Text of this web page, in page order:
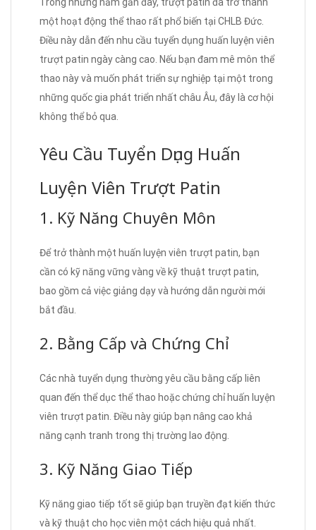
Trong những năm gần đây, trượt patin đã trở thành
một hoạt động thể thao rất phổ biến tại CHLB Đức.
Điều này dẫn đến nhu cầu tuyển dụng huấn luyện viên
trượt patin ngày càng cao. Nếu bạn đam mê môn thể
thao này và muốn phát triển sự nghiệp tại một trong
những quốc gia phát triển nhất châu Âu, đây là cơ hội
không thể bỏ qua.
Yêu Cầu Tuyển Dụng Huấn
Luyện Viên Trượt Patin
1. Kỹ Năng Chuyên Môn
Để trở thành một huấn luyện viên trượt patin, bạn
cần có kỹ năng vững vàng về kỹ thuật trượt patin,
bao gồm cả việc giảng dạy và hướng dẫn người mới
bắt đầu.
2. Bằng Cấp và Chứng Chỉ
Các nhà tuyển dụng thường yêu cầu bằng cấp liên
quan đến thể dục thể thao hoặc chứng chỉ huấn luyện
viên trượt patin. Điều này giúp bạn nâng cao khả
năng cạnh tranh trong thị trường lao động.
3. Kỹ Năng Giao Tiếp
Kỹ năng giao tiếp tốt sẽ giúp bạn truyền đạt kiến thức
và kỹ thuật cho học viên một cách hiệu quả nhất.